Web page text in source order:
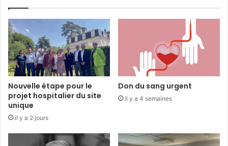
e
n
d
ô
m
l
e
1
1
Nouvelle étape pour le
projet hospitalier du site
unique
il y a 2 jours
Don du sang urgent
il y a 4 semaines